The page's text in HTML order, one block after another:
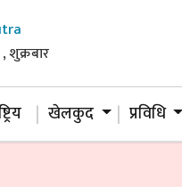
शुक्रबार
खेलकुद प्रविधि